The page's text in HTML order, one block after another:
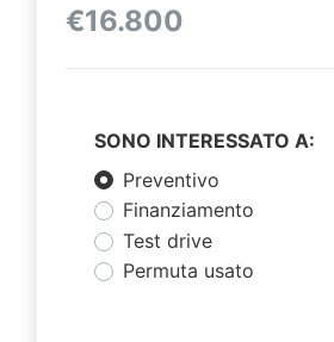
€16.800
SONO INTERESSATO A:
Preventivo
Finanziamento
Test drive
Permuta usato